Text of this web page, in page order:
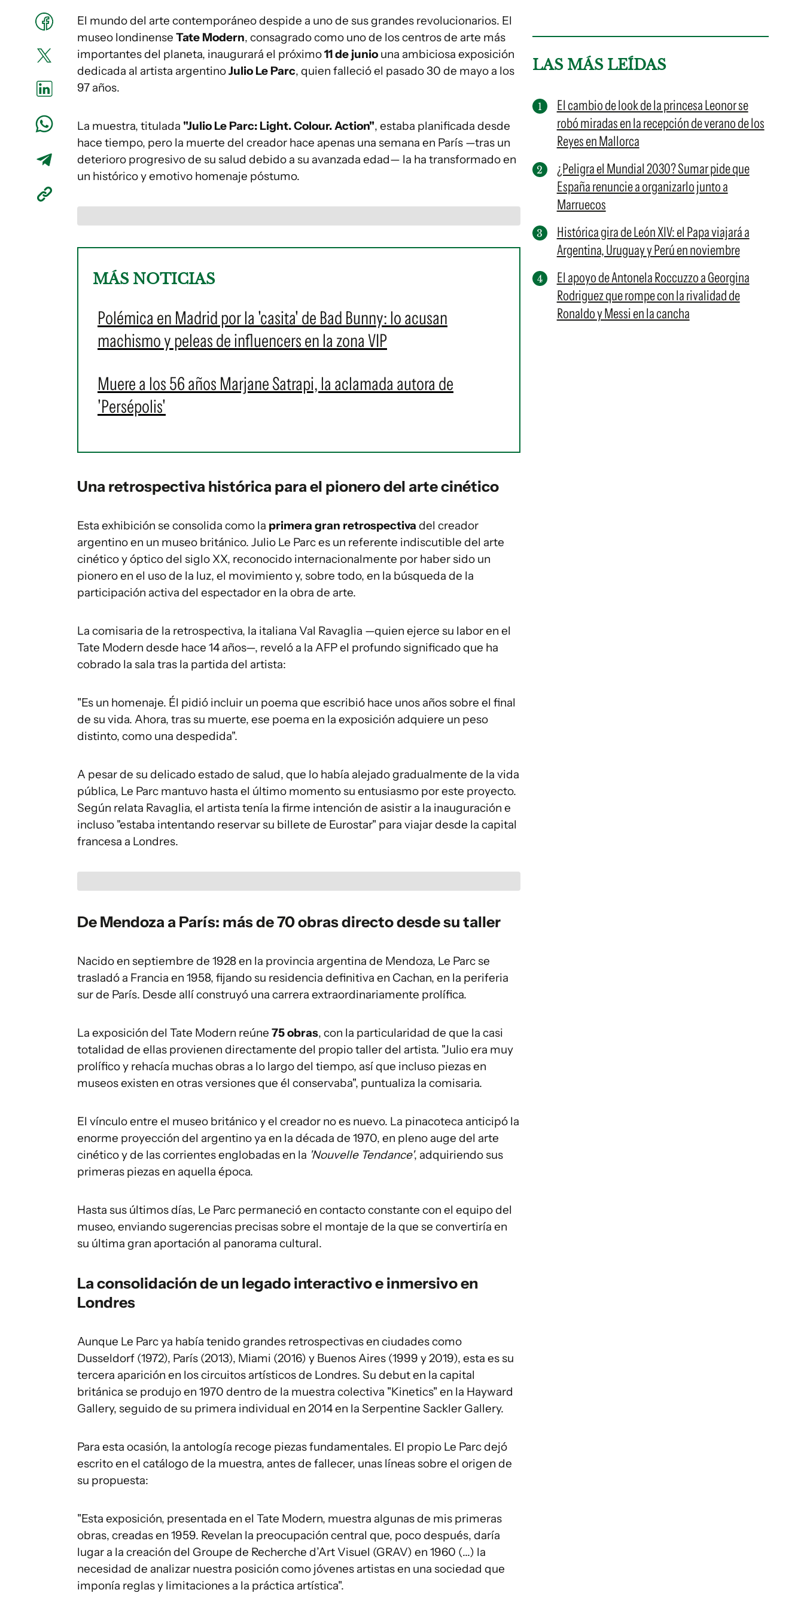
El mundo del arte contemporáneo despide a uno de sus grandes revolucionarios. El
museo londinense Tate Modern, consagrado como uno de los centros de arte más
importantes del planeta, inaugurará el próximo11 de junio una ambiciosa exposición
dedicada al artista argentinoJulio Le Parc, quien falleció el pasado 30 de mayo a los
97 años.
La muestra, titulada "Julio Le Parc: Light. Colour. Action", estaba planificada desde
hace tiempo, pero la muerte del creador hace apenas una semana en París —tras un
deterioro progresivo de su salud debido a su avanzada edad— la ha transformado en
un histórico y emotivo homenaje póstumo.
MÁS NOTICIAS
Polémica en Madrid por la 'casita' de Bad Bunny: lo acusan
machismo y peleas de influencers en la zona VIP
Muere a los 56 años Marjane Satrapi, la aclamada autora de
'Persépolis'
Una retrospectiva histórica para el pionero del arte cinético
Esta exhibición se consolida como la primera gran retrospectiva del creador
argentino en un museo británico. Julio Le Parc es un referente indiscutible del arte
cinético y óptico del siglo XX, reconocido internacionalmente por haber sido un
pionero en el uso de la luz, el movimiento y, sobre todo, en la búsqueda de la
participación activa del espectador en la obra de arte.
La comisaria de la retrospectiva, la italiana Val Ravaglia —quien ejerce su labor en el
Tate Modern desde hace 14 años—, reveló a la AFP el profundo significado que ha
cobrado la sala tras la partida del artista:
"Es un homenaje. Él pidió incluir un poema que escribió hace unos años sobre el final
de su vida. Ahora, tras su muerte, ese poema en la exposición adquiere un peso
distinto, como una despedida".
A pesar de su delicado estado de salud, que lo había alejado gradualmente de la vida
pública, Le Parc mantuvo hasta el último momento su entusiasmo por este proyecto.
Según relata Ravaglia, el artista tenía la firme intención de asistir a la inauguración e
incluso "estaba intentando reservar su billete de Eurostar" para viajar desde la capital
francesa a Londres.
De Mendoza a París: más de 70 obras directo desde su taller
Nacido en septiembre de 1928 en la provincia argentina de Mendoza, Le Parc se
trasladó a Francia en 1958, fijando su residencia definitiva en Cachan, en la periferia
sur de París. Desde allí construyó una carrera extraordinariamente prolífica.
La exposición del Tate Modern reúne 75 obras, con la particularidad de que la casi
totalidad de ellas provienen directamente del propio taller del artista. "Julio era muy
prolífico y rehacía muchas obras a lo largo del tiempo, así que incluso piezas en
museos existen en otras versiones que él conservaba", puntualiza la comisaria.
El vínculo entre el museo británico y el creador no es nuevo. La pinacoteca anticipó la
enorme proyección del argentino ya en la década de 1970, en pleno auge del arte
cinético y de las corrientes englobadas en la 'Nouvelle Tendance', adquiriendo sus
primeras piezas en aquella época.
Hasta sus últimos días, Le Parc permaneció en contacto constante con el equipo del
museo, enviando sugerencias precisas sobre el montaje de la que se convertiría en
su última gran aportación al panorama cultural.
La consolidación de un legado interactivo e inmersivo en
Londres
Aunque Le Parc ya había tenido grandes retrospectivas en ciudades como
Dusseldorf (1972), París (2013), Miami (2016) y Buenos Aires (1999 y 2019), esta es su
tercera aparición en los circuitos artísticos de Londres. Su debut en la capital
británica se produjo en 1970 dentro de la muestra colectiva "Kinetics" en la Hayward
Gallery, seguido de su primera individual en 2014 en la Serpentine Sackler Gallery.
Para esta ocasión, la antología recoge piezas fundamentales. El propio Le Parc dejó
escrito en el catálogo de la muestra, antes de fallecer, unas líneas sobre el origen de
su propuesta:
"Esta exposición, presentada en el Tate Modern, muestra algunas de mis primeras
obras, creadas en 1959. Revelan la preocupación central que, poco después, daría
lugar a la creación del Groupe de Recherche d’Art Visuel (GRAV) en 1960 (...) la
necesidad de analizar nuestra posición como jóvenes artistas en una sociedad que
imponía reglas y limitaciones a la práctica artística".
LAS MÁS LEÍDAS
El cambio de look de la princesa Leonor se
robó miradas en la recepción de verano de los
Reyes en Mallorca
¿Peligra el Mundial 2030? Sumar pide que
España renuncie a organizarlo junto a
Marruecos
Histórica gira de León XIV: el Papa viajará a
Argentina, Uruguay y Perú en noviembre
El apoyo de Antonela Roccuzzo a Georgina
Rodriguez que rompe con la rivalidad de
Ronaldo y Messi en la cancha